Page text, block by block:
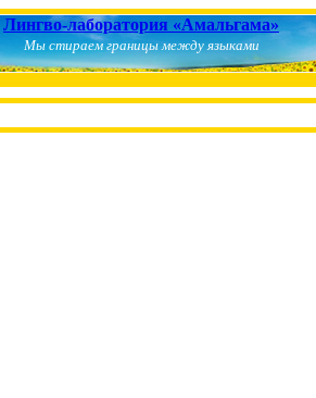
Лингво-лаборатория «Амальгама»
Мы стираем границы между языками